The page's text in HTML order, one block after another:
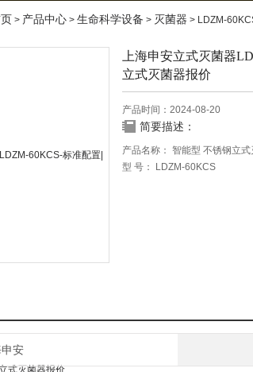
> 产品中心 > 生命科学设备 > 灭菌器 > LDZM-60KCS上海
上海申安立式灭菌器
立式灭菌器报价
产品时间：2024-08-20
简要描述：
产品名称： 智能型 不锈钢立式
型 号： LDZM-60KCS
申安